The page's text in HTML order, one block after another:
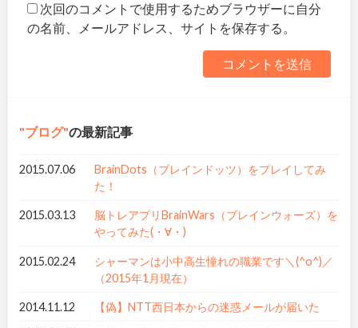
次回のコメントで使用するためブラウザーに自分
の名前、メールアドレス、サイトを保存する。
ブログ の最新記事
2015.07.06
BrainDots（ブレインドッツ）をプレイしてみ
た！
2015.03.13
脳トレアプリBrainWars（ブレインウォーズ）を
やってみた(・∀・)
2015.02.24
シャーマンは小中高生憧れの職業です＼(^o^)／
（2015年1月現在）
2014.11.12 【偽】NTT西日本からの迷惑メールが届いた